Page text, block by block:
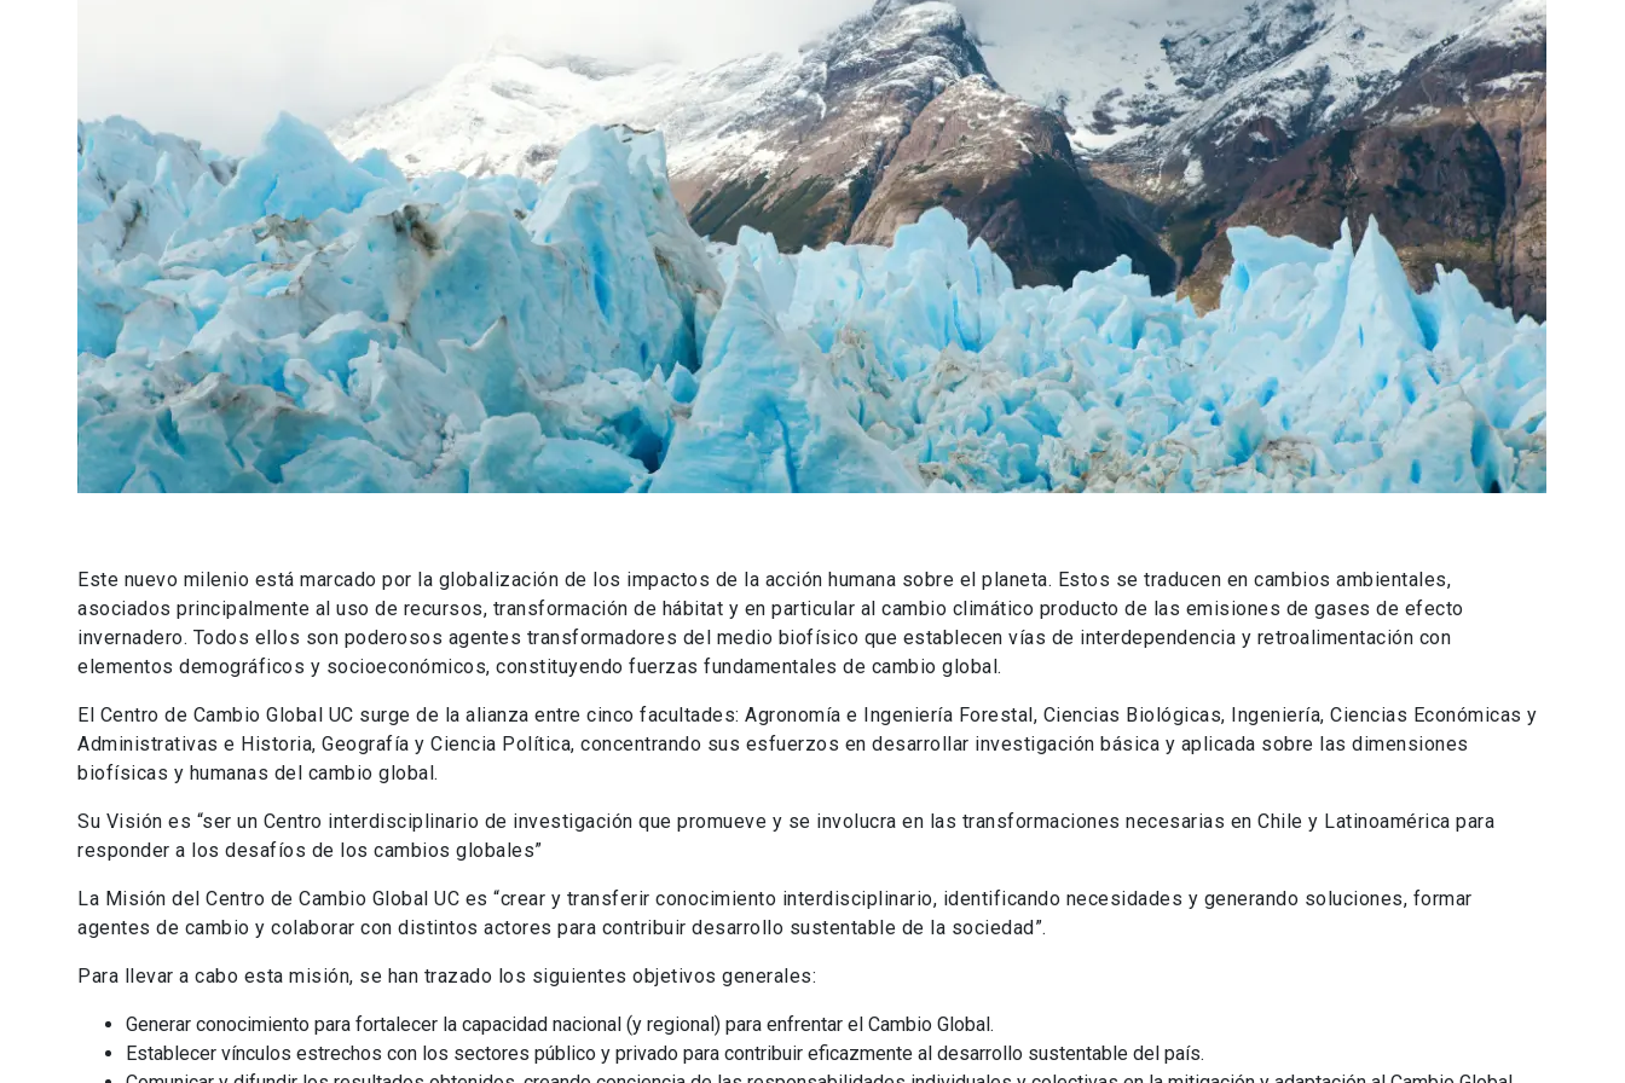
Este nuevo milenio está marcado por la globalización de los impactos de la acción humana sobre el planeta. Estos se traducen en cambios ambientales,
asociados principalmente al uso de recursos, transformación de hábitat y en particular al cambio climático producto de las emisiones de gases de efecto
invernadero. Todos ellos son poderosos agentes transformadores del medio biofísico que establecen vías de interdependencia y retroalimentación con
elementos demográficos y socioeconómicos, constituyendo fuerzas fundamentales de cambio global.
El Centro de Cambio Global UC surge de la alianza entre cinco facultades: Agronomía e Ingeniería Forestal, Ciencias Biológicas, Ingeniería, Ciencias Económicas y
Administrativas e Historia, Geografía y Ciencia Política, concentrando sus esfuerzos en desarrollar investigación básica y aplicada sobre las dimensiones
biofísicas y humanas del cambio global.
Su Visión es “ser un Centro interdisciplinario de investigación que promueve y se involucra en las transformaciones necesarias en Chile y Latinoamérica para
responder a los desafíos de los cambios globales”
La Misión del Centro de Cambio Global UC es “crear y transferir conocimiento interdisciplinario, identificando necesidades y generando soluciones, formar
agentes de cambio y colaborar con distintos actores para contribuir desarrollo sustentable de la sociedad”.
Para llevar a cabo esta misión, se han trazado los siguientes objetivos generales:
Generar conocimiento para fortalecer la capacidad nacional (y regional) para enfrentar el Cambio Global.
Establecer vínculos estrechos con los sectores público y privado para contribuir eficazmente al desarrollo sustentable del país.